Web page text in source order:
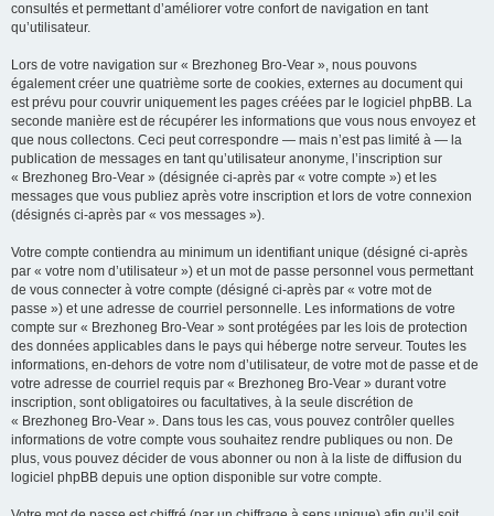
consultés et permettant d’améliorer votre confort de navigation en tant
qu’utilisateur.
Lors de votre navigation sur « Brezhoneg Bro-Vear », nous pouvons
également créer une quatrième sorte de cookies, externes au document qui
est prévu pour couvrir uniquement les pages créées par le logiciel phpBB. La
seconde manière est de récupérer les informations que vous nous envoyez et
que nous collectons. Ceci peut correspondre — mais n’est pas limité à — la
publication de messages en tant qu’utilisateur anonyme, l’inscription sur
« Brezhoneg Bro-Vear » (désignée ci-après par « votre compte ») et les
messages que vous publiez après votre inscription et lors de votre connexion
(désignés ci-après par « vos messages »).
Votre compte contiendra au minimum un identifiant unique (désigné ci-après
par « votre nom d’utilisateur ») et un mot de passe personnel vous permettant
de vous connecter à votre compte (désigné ci-après par « votre mot de
passe ») et une adresse de courriel personnelle. Les informations de votre
compte sur « Brezhoneg Bro-Vear » sont protégées par les lois de protection
des données applicables dans le pays qui héberge notre serveur. Toutes les
informations, en-dehors de votre nom d’utilisateur, de votre mot de passe et de
votre adresse de courriel requis par « Brezhoneg Bro-Vear » durant votre
inscription, sont obligatoires ou facultatives, à la seule discrétion de
« Brezhoneg Bro-Vear ». Dans tous les cas, vous pouvez contrôler quelles
informations de votre compte vous souhaitez rendre publiques ou non. De
plus, vous pouvez décider de vous abonner ou non à la liste de diffusion du
logiciel phpBB depuis une option disponible sur votre compte.